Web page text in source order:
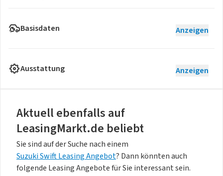
Basisdaten Anzeigen
Ausstattung Anzeigen
Aktuell ebenfalls auf
LeasingMarkt.de beliebt
Sie sind auf der Suche nach einem
Suzuki Swift Leasing Angebot? Dann könnten auch
folgende Leasing Angebote für Sie interessant sein.